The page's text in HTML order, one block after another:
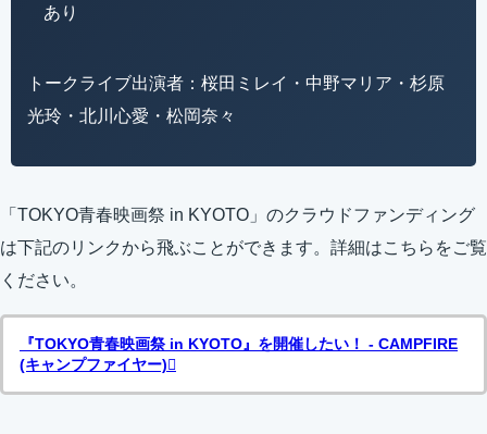
あり
トークライブ出演者：桜田ミレイ・中野マリア・杉原
光玲・北川心愛・松岡奈々
「TOKYO青春映画祭 in KYOTO」のクラウドファンディング
は下記のリンクから飛ぶことができます。詳細はこちらをご覧
ください。
『TOKYO青春映画祭 in KYOTO』を開催したい！ - CAMPFIRE
(キャンプファイヤー)